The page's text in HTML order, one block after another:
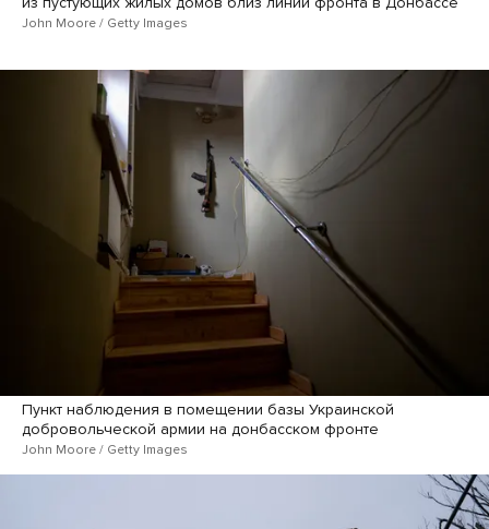
John Moore / Getty Images
Пункт наблюдения в помещении базы Украинской
добровольческой армии на донбасском фронте
John Moore / Getty Images